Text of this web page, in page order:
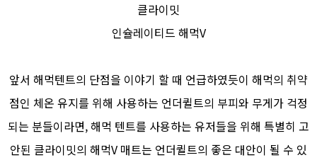
클라이밋
인슐레이티드 해먹V
앞서 해먹텐트의 단점을 이야기 할 때 언급하였듯이 해먹의 취약
점인 체온 유지를 위해 사용하는 언더퀼트의 부피와 무게가 걱정
되는 분들이라면, 해먹 텐트를 사용하는 유저들을 위해 특별히 고
안된 클라이밋의 해먹V 매트는 언더퀼트의 좋은 대안이 될 수 있